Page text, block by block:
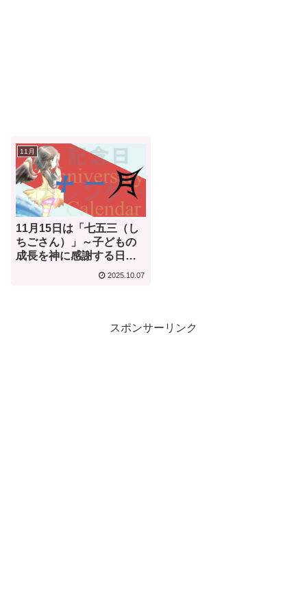
11月
11月15日は「七五三（し
ちごさん）」～子どもの
成長を神に感謝する日本
の伝統行事～【何気ない
2025.10.07
スポンサーリンク